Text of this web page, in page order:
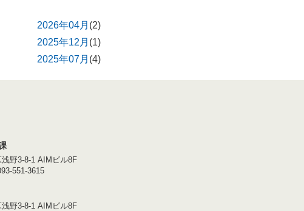
2026年04月 (2)
2025年12月 (1)
2025年07月 (4)
野3-8-1 AIMビル8F
551-3615
野3-8-1 AIMビル8F